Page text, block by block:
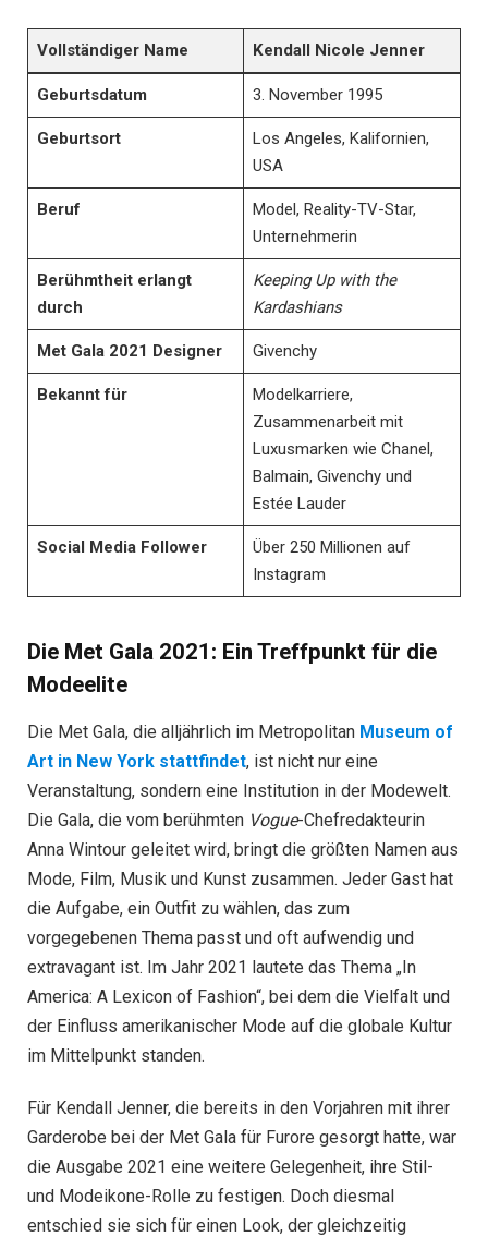
Vollständiger Name Kendall Nicole Jenner
Geburtsdatum 3. November 1995
Geburtsort
Los Angeles, Kalifornien,
USA
Beruf
Model, Reality-TV-Star,
Unternehmerin
Berühmtheit erlangt
durch
Keeping Up with the
Kardashians
Met Gala 2021 Designer Givenchy
Bekannt für
Modelkarriere,
Zusammenarbeit mit
Luxusmarken wie Chanel,
Balmain, Givenchy und
Estée Lauder
Social Media Follower
Über 250 Millionen auf
Instagram
Die Met Gala 2021: Ein Treffpunkt für die
Modeelite
Die Met Gala, die alljährlich im Metropolitan Museum of
Art in New York stattfindet, ist nicht nur eine
Veranstaltung, sondern eine Institution in der Modewelt.
Die Gala, die vom berühmten Vogue-Chefredakteurin
Anna Wintour geleitet wird, bringt die größten Namen aus
Mode, Film, Musik und Kunst zusammen. Jeder Gast hat
die Aufgabe, ein Outfit zu wählen, das zum
vorgegebenen Thema passt und oft aufwendig und
extravagant ist. Im Jahr 2021 lautete das Thema „In
America: A Lexicon of Fashion“, bei dem die Vielfalt und
der Einfluss amerikanischer Mode auf die globale Kultur
im Mittelpunkt standen.
Für Kendall Jenner, die bereits in den Vorjahren mit ihrer
Garderobe bei der Met Gala für Furore gesorgt hatte, war
die Ausgabe 2021 eine weitere Gelegenheit, ihre Stil-
und Modeikone-Rolle zu festigen. Doch diesmal
entschied sie sich für einen Look, der gleichzeitig